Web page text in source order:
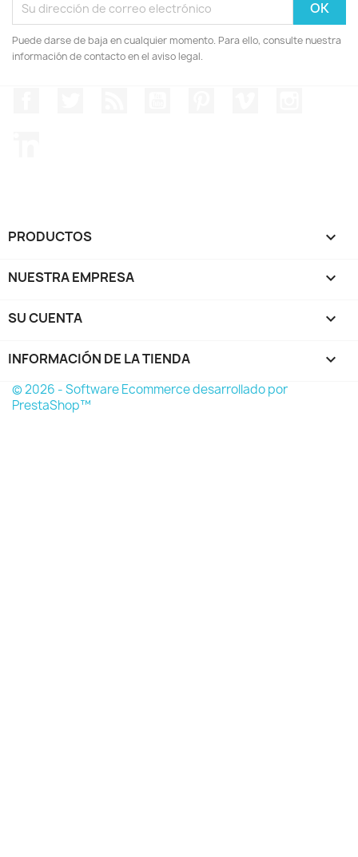
Puede darse de baja en cualquier momento. Para ello, consulte nuestra
información de contacto en el aviso legal.
PRODUCTOS 
NUESTRA EMPRESA 
SU CUENTA 
INFORMACIÓN DE LA TIENDA keyboard_arrow_down
© 2026 - Software Ecommerce desarrollado por
PrestaShop™